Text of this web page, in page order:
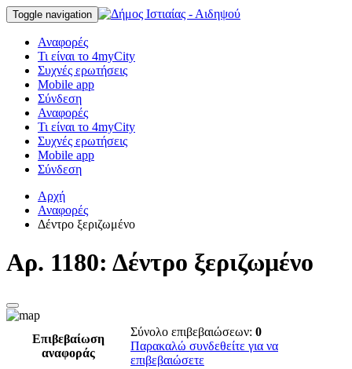
Toggle navigation
Αναφορές
Τι είναι το 4myCity
Συχνές ερωτήσεις
Mobile app
Σύνδεση
Αναφορές
Τι είναι το 4myCity
Συχνές ερωτήσεις
Mobile app
Σύνδεση
Αρχή
Αναφορές
Δέντρο ξεριζωμένο
Αρ. 1180: Δέντρο ξεριζωμένο
Επιβεβαίωση
αναφοράς
Σύνολο επιβεβαιώσεων: 0
Παρακαλώ συνδεθείτε για να
επιβεβαιώσετε